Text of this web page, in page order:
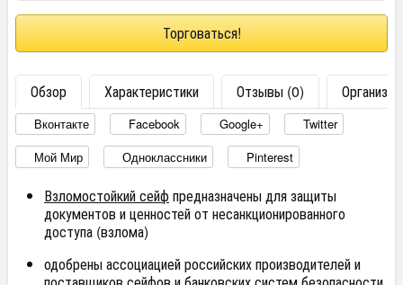
Торговаться!
Обзор Характеристики Отзывы (0)
Вконтакте Facebook Google+
Twitter
Мой Мир
Одноклассники Pinterest
Взломостойкий сейф предназначены для защиты
документов и ценностей от несанкционированного
доступа (взлома)
одобрены ассоциацией российских производителей и